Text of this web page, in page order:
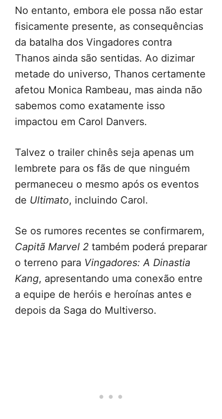
No entanto, embora ele possa não estar
fisicamente presente, as consequências
da batalha dos Vingadores contra
Thanos ainda são sentidas. Ao dizimar
metade do universo, Thanos certamente
afetou Monica Rambeau, mas ainda não
sabemos como exatamente isso
impactou em Carol Danvers.
Talvez o trailer chinês seja apenas um
lembrete para os fãs de que ninguém
permaneceu o mesmo após os eventos
de Ultimato, incluindo Carol.
Se os rumores recentes se confirmarem,
Capitã Marvel 2 também poderá preparar
o terreno para Vingadores: A Dinastia
Kang, apresentando uma conexão entre
a equipe de heróis e heroínas antes e
depois da Saga do Multiverso.